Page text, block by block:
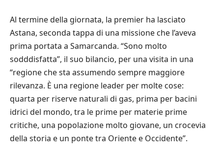
Al termine della giornata, la premier ha lasciato
Astana, seconda tappa di una missione che l’aveva
prima portata a Samarcanda. “Sono molto
sodddisfatta”, il suo bilancio, per una visita in una
“regione che sta assumendo sempre maggiore
rilevanza. È una regione leader per molte cose:
quarta per riserve naturali di gas, prima per bacini
idrici del mondo, tra le prime per materie prime
critiche, una popolazione molto giovane, un crocevia
della storia e un ponte tra Oriente e Occidente”.